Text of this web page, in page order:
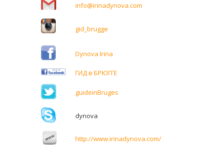
info@irinadynova.com
gid_brugge
Dynova Irina
ГИД в БРЮГГЕ
guideinBruges
dynova
http://www.irinadynova.com/